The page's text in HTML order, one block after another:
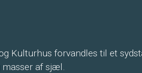
Kulturhus forvandles til et
af sjæl.